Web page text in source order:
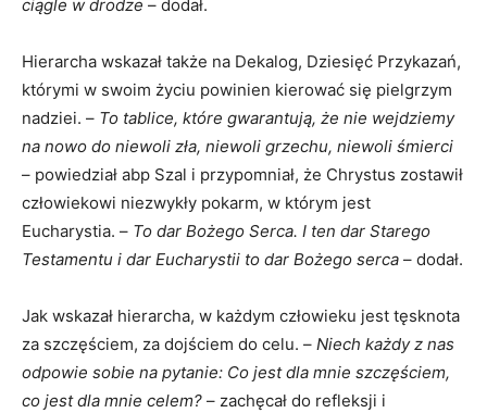
ciągle w drodze – dodał.
Hierarcha wskazał także na Dekalog, Dziesięć Przykazań,
którymi w swoim życiu powinien kierować się pielgrzym
nadziei. – To tablice, które gwarantują, że nie wejdziemy
na nowo do niewoli zła, niewoli grzechu, niewoli śmierci
– powiedział abp Szal i przypomniał, że Chrystus zostawił
człowiekowi niezwykły pokarm, w którym jest
Eucharystia. – To dar Bożego Serca. I ten dar Starego
Testamentu i dar Eucharystii to dar Bożego serca – dodał.
Jak wskazał hierarcha, w każdym człowieku jest tęsknota
za szczęściem, za dojściem do celu. – Niech każdy z nas
odpowie sobie na pytanie: Co jest dla mnie szczęściem,
co jest dla mnie celem? – zachęcał do refleksji i